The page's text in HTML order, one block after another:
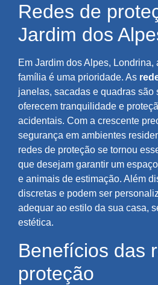
Redes de
Jardim dos
Em Jardim dos Alpes, Londrina,
família é uma prioridade. As
janelas, sacadas e quadras são
oferecem tranquilidade e
acidentais. Com a crescente
segurança em ambientes
redes de proteção se tornou
que desejam garantir um
e animais de estimação. Além
discretas e podem ser
adequar ao estilo da sua casa,
estética.
Benefícios das
proteção